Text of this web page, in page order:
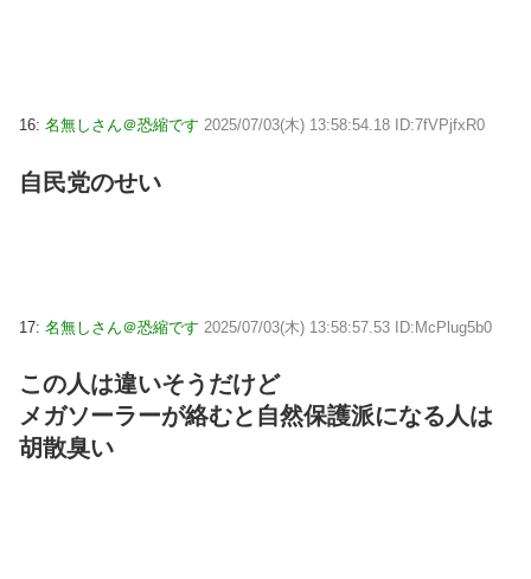
16: 名無しさん＠恐縮です 2025/07/03(木) 13:58:54.18 ID:7fVPjfxR0
自民党のせい
17: 名無しさん＠恐縮です 2025/07/03(木) 13:58:57.53 ID:McPlug5b0
この人は違いそうだけど
メガソーラーが絡むと自然保護派になる人は
胡散臭い